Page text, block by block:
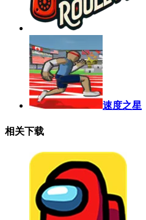
速度之星
相关下载